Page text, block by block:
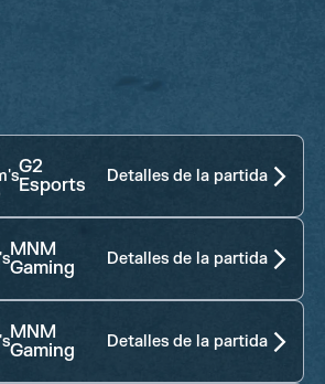
G2
Esports
Detalles de la partida
MNM
Gaming
Detalles de la partida
MNM
Gaming
Detalles de la partida